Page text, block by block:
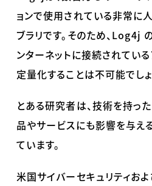
ョンで使用されている非常に
ブラリです。そのため、 Log4j
ンターネットに接続されてい
定量化することは不可能でしょ
とある研究者は、技術を持っ
品やサービスにも影響を与え
ています。
米国サイバーセキュリティお